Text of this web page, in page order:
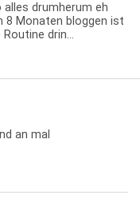
drumherum eh
8 Monaten bloggen ist
drin…
an mal